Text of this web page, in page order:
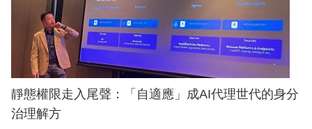
靜態權限走入尾聲：「自適應」成AI代理世代的身分
治理解方